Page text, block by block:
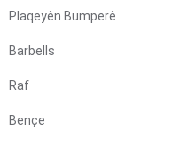
Plaqeyên Bumperê
Barbells
Raf
Bençe